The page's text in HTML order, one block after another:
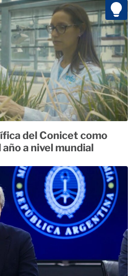
del Conicet como
a nivel mundial